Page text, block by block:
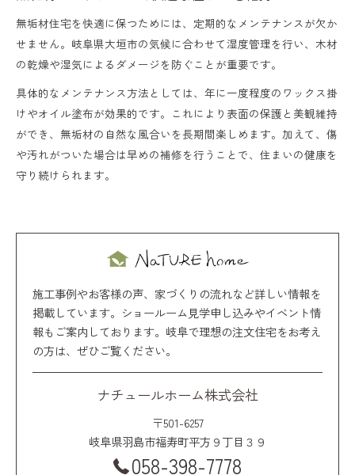
無垢材住宅を快適に保つためには、定期的なメンテナンスが欠か
せません。岐阜県大垣市の気候に合わせて湿度管理を行い、木材
の乾燥や湿気によるダメージを防ぐことが重要です。
具体的なメンテナンス方法としては、年に一度程度のワックス掛
けやオイル塗布が効果的です。これにより表面の保護と美観維持
ができ、無垢材の自然な風合いを長期間楽しめます。加えて、傷
や汚れがついた場合は早めの補修を行うことで、住まいの健康を
守り続けられます。
施工事例やお客様の声、家づくりの流れなど詳しい情報を
掲載しています。ショールーム見学申し込みやイベント情
報もご案内しております。岐阜で理想の注文住宅をお考え
の方は、ぜひご覧ください。
ナチュールホーム株式会社
〒501-6257
岐阜県羽島市福寿町平方９丁目３９
058-398-7778